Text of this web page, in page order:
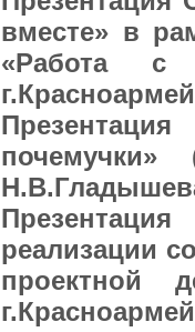
вместе» в
«Работа
реализации
проектной